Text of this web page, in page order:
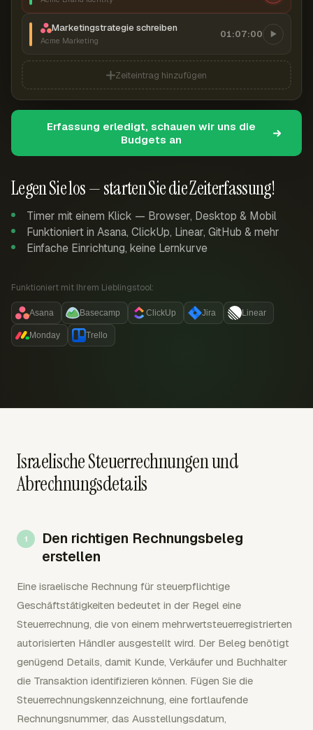
Legen Sie los — starten Sie die Zeiterfassung!
Timer mit einem Klick — Browser, Desktop & Mobil
Funktioniert in Asana, ClickUp, Linear, GitHub & mehr
Einfache Einrichtung, keine Lernkurve
Funktioniert mit Ihrem Lieblingstool:
Asana Basecamp ClickUp Jira Linear
Monday Trello
Marketingstrategie schreiben
Acme Marketing
01:07:00
Zeiteintrag hinzufügen
Erfassung erledigt, schauen wir uns die
Budgets an
Israelische Steuerrechnungen und
Abrechnungsdetails
Den richtigen Rechnungsbeleg
erstellen
Eine israelische Rechnung für steuerpflichtige
Geschäftstätigkeiten bedeutet in der Regel eine
Steuerrechnung, die von einem mehrwertsteuerregistrierten
autorisierten Händler ausgestellt wird. Der Beleg benötigt
genügend Details, damit Kunde, Verkäufer und Buchhalter
die Transaktion identifizieren können. Fügen Sie die
Steuerrechnungskennzeichnung, eine fortlaufende
Rechnungsnummer, das Ausstellungsdatum,